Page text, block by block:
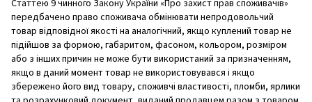
Статтею 9 чинного Закону України «Про захист прав споживачів»
передбачено право споживача обмінювати непродовольчий
товар відповідної якості на аналогічний, якщо куплений товар не
підійшов за формою, габаритом, фасоном, кольором, розміром
або з інших причин не може бути використаний за призначенням,
якщо в даний момент товар не використовувався і якщо
збережено його вид товару, споживчі властивості, пломби, ярлики